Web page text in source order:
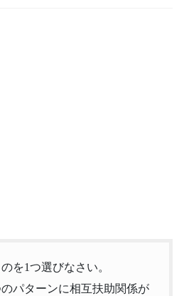
を1つ選びなさい。
パターンに相互扶助関係が